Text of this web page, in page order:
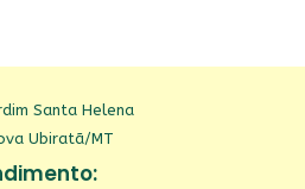
Santa Helena
Ubiratã/MT